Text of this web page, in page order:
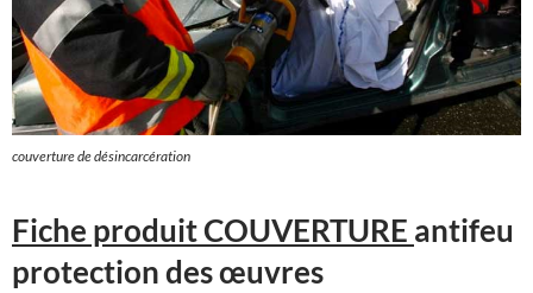
couverture de désincarcération
Fiche produit COUVERTURE antifeu
protection des œuvres